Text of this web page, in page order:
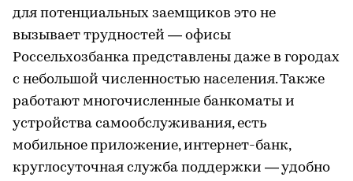
для потенциальных заемщиков это не
вызывает трудностей — офисы
Россельхозбанка представлены даже в городах
с небольшой численностью населения. Также
работают многочисленные банкоматы и
устройства самообслуживания, есть
мобильное приложение, интернет-банк,
круглосуточная служба поддержки — удобно